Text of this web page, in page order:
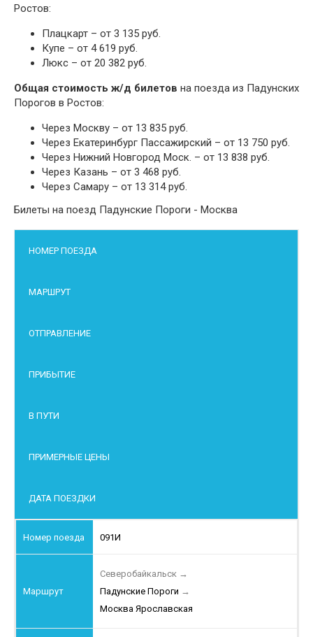
Ростов:
Плацкарт – от 3 135 руб.
Купе – от 4 619 руб.
Люкс – от 20 382 руб.
Общая стоимость ж/д билетов на поезда из Падунских
Порогов в Ростов:
Через Москву – от 13 835 руб.
Через Екатеринбург Пассажирский – от 13 750 руб.
Через Нижний Новгород Моск. – от 13 838 руб.
Через Казань – от 3 468 руб.
Через Самару – от 13 314 руб.
Билеты на поезд Падунские Пороги - Москва
НОМЕР ПОЕЗДА
МАРШРУТ
ОТПРАВЛЕНИЕ
ПРИБЫТИЕ
В ПУТИ
ПРИМЕРНЫЕ ЦЕНЫ
ДАТА ПОЕЗДКИ
091И
Северобайкальск →
Падунские Пороги →
Москва Ярославская